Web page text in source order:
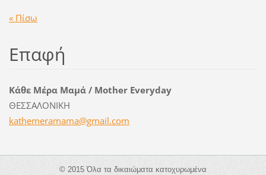
« Πίσω
Επαφή
Κάθε Μέρα Μαμά / Mother Everyday
ΘΕΣΣΑΛΟΝΙΚΗ
kathemeramama@gmail.com
© 2015 Όλα τα δικαιώματα κατοχυρωμένα